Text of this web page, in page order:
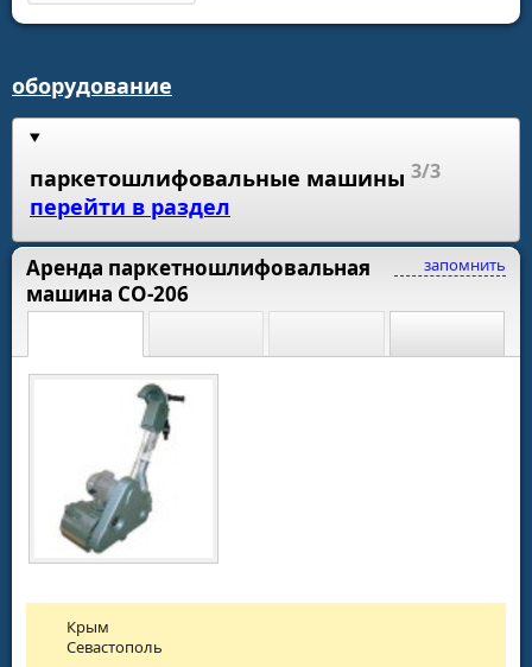
оборудование
паркетошлифовальные машины 3/3
перейти в раздел
запомнить
Аренда паркетношлифовальная
машина СО-206
Крым
Севастополь